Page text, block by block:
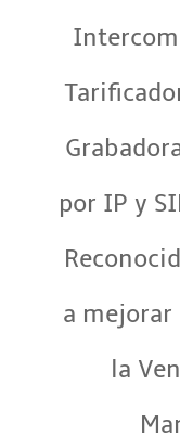
por IP y
a mejorar
la